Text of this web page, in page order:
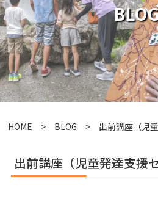
HOME > BLOG > 出前講座（児童
出前講座（児童発達支援